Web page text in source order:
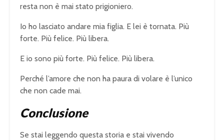
resta non è mai stato prigioniero.
Io ho lasciato andare mia figlia. E lei è tornata. Più
forte. Più felice. Più libera.
E io sono più forte. Più felice. Più libera.
Perché l’amore che non ha paura di volare è l’unico
che non cade mai.
Conclusione
Se stai leggendo questa storia e stai vivendo